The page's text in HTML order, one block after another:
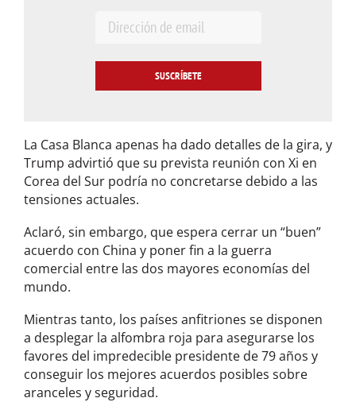
La Casa Blanca apenas ha dado detalles de la gira, y
Trump advirtió que su prevista reunión con Xi en
Corea del Sur podría no concretarse debido a las
tensiones actuales.
Aclaró, sin embargo, que espera cerrar un “buen”
acuerdo con China y poner fin a la guerra
comercial entre las dos mayores economías del
mundo.
Mientras tanto, los países anfitriones se disponen
a desplegar la alfombra roja para asegurarse los
favores del impredecible presidente de 79 años y
conseguir los mejores acuerdos posibles sobre
aranceles y seguridad.